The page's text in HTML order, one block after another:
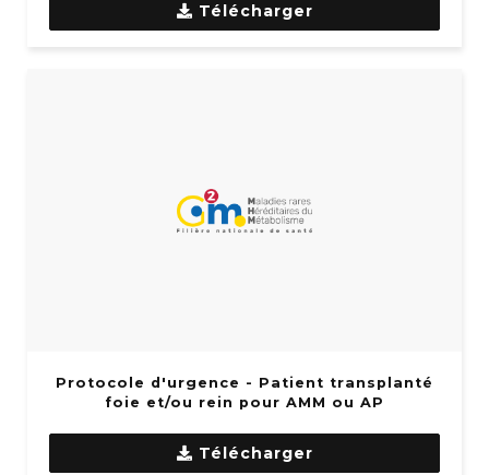
Télécharger
Protocole d'urgence - Patient transplanté
foie et/ou rein pour AMM ou AP
Télécharger